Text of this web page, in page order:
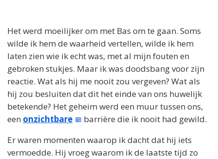
Het werd moeilijker om met Bas om te gaan. Soms
wilde ik hem de waarheid vertellen, wilde ik hem
laten zien wie ik echt was, met al mijn fouten en
gebroken stukjes. Maar ik was doodsbang voor zijn
reactie. Wat als hij me nooit zou vergeven? Wat als
hij zou besluiten dat dit het einde van ons huwelijk
betekende? Het geheim werd een muur tussen ons,
een onzichtbare
barrière die ik nooit had gewild.
Er waren momenten waarop ik dacht dat hij iets
vermoedde. Hij vroeg waarom ik de laatste tijd zo